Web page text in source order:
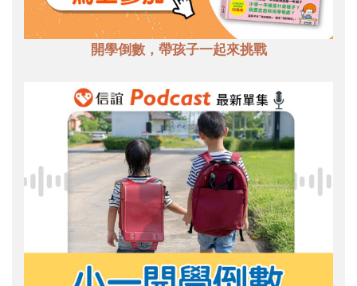
開學倒數，帶孩子一起來挑戰